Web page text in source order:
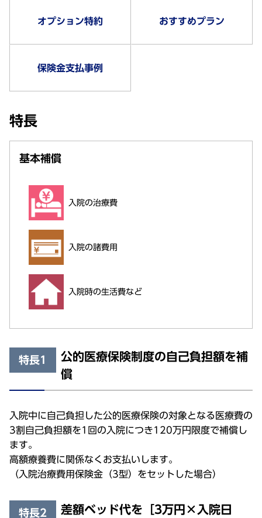
オプション特約 おすすめプラン
保険金支払事例
特長
基本補償
入院の治療費
入院の諸費用
入院時の生活費など
特長1
公的医療保険制度の自己負担額を補
償
入院中に自己負担した公的医療保険の対象となる医療費の
3割自己負担額を1回の入院につき120万円限度で補償し
ます。
高額療養費に関係なくお支払いします。
（入院治療費用保険金（3型）をセットした場合）
特長2 差額ベッド代を［3万円×入院日